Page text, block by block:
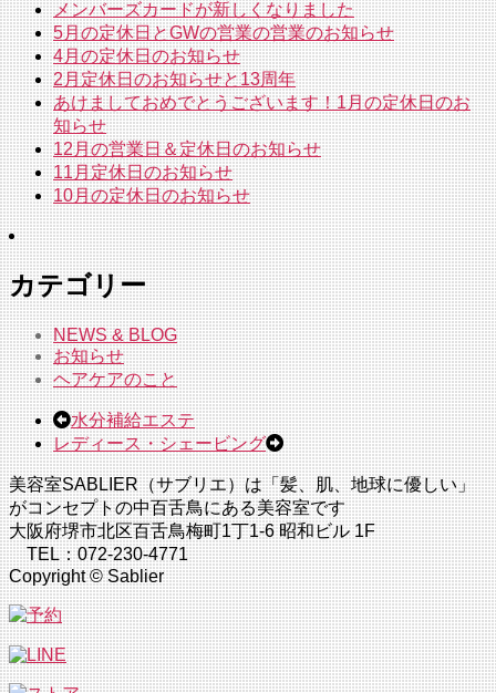
メンバーズカードが新しくなりました
5月の定休日とGWの営業の営業のお知らせ
4月の定休日のお知らせ
2月定休日のお知らせと13周年
あけましておめでとうございます！1月の定休日のお
知らせ
12月の営業日＆定休日のお知らせ
11月定休日のお知らせ
10月の定休日のお知らせ
カテゴリー
NEWS & BLOG
お知らせ
ヘアケアのこと
水分補給エステ
レディース・シェービング
美容室SABLIER（サブリエ）は「髪、肌、地球に優しい」
がコンセプトの中百舌鳥にある美容室です
大阪府堺市北区百舌鳥梅町1丁1-6 昭和ビル 1F
TEL：072-230-4771
Copyright © Sablier